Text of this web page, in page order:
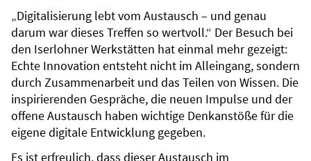
„Digitalisierung lebt vom Austausch – und genau
darum war dieses Treffen so wertvoll.“ Der Besuch bei
den Iserlohner Werkstätten hat einmal mehr gezeigt:
Echte Innovation entsteht nicht im Alleingang, sondern
durch Zusammenarbeit und das Teilen von Wissen. Die
inspirierenden Gespräche, die neuen Impulse und der
offene Austausch haben wichtige Denkanstöße für die
eigene digitale Entwicklung gegeben.
Es ist erfreulich, dass dieser Austausch im